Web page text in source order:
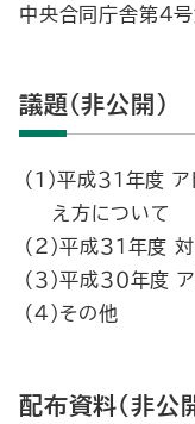
中央合同庁舎第４
議題（非公開）
（１）平成３１年
え方について
（２）平成３１年度
（３）平成３０年
（４）その他
配布資料（非公